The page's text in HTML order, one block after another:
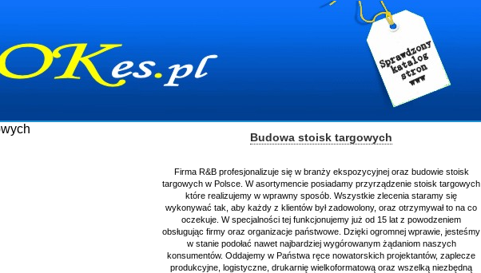
Budowa stoisk targowych
Firma R&B profesjonalizuje się w branży ekspozycyjnej oraz budowie stoisk
targowych w Polsce. W asortymencie posiadamy przyrządzenie stoisk targowych
które realizujemy w wprawny sposób. Wszystkie zlecenia staramy się
wykonywać tak, aby każdy z klientów był zadowolony, oraz otrzymywał to na co
oczekuje. W specjalności tej funkcjonujemy już od 15 lat z powodzeniem
obsługując firmy oraz organizacje państwowe. Dzięki ogromnej wprawie, jesteśmy
w stanie podołać nawet najbardziej wygórowanym żądaniom naszych
konsumentów. Oddajemy w Państwa ręce nowatorskich projektantów, zaplecze
produkcyjne, logistyczne, drukarnię wielkoformatową oraz wszelką niezbędną